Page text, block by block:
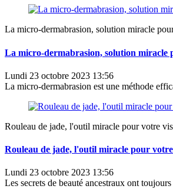
La micro-dermabrasion, solution miracle
La micro-dermabrasion, solution miracle
Lundi 23 octobre 2023 13:56
La micro-dermabrasion est une méthode
Rouleau de jade, l'outil miracle pour votre
Rouleau de jade, l'outil miracle pour votre
Lundi 23 octobre 2023 13:56
Les secrets de beauté ancestraux ont